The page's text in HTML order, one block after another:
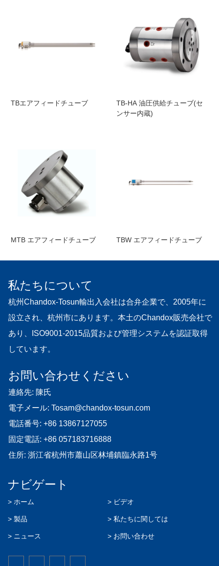
TBエアフィードチューブ
TB-HA 油圧供給チューブ(セ
ンサー内蔵)
MTB エアフィードチューブ TBW エアフィードチューブ
私たちについて
杭州Chandox-Tosun輸出入会社は合弁企業で、2005年に
設立され、杭州市にあります。本土のChandox販売会社で
あり、ISO9001-2015品質および管理システムを認証取得
しています。
お問い合わせください
連絡先: 陳氏
電子メール: Tosam@chandox-tosun.com
電話番号: +86 13867127055
固定電話: +86 057183716888
住所: 浙江省杭州市蕭山区林埔鎮臨永路1号
ナビゲート
> ホーム
> 製品
> ニュース
> ビデオ
> 私たちに関しては
> お問い合わせ